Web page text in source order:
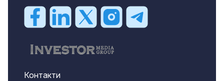
Контакти